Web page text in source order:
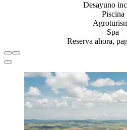
Desayuno
Piscina
Spa
Reserva ahora,